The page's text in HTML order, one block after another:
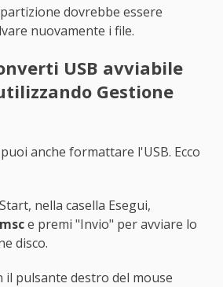
dovrebbe essere
nuovamente i file.
USB avviabile
Gestione
anche formattare l'USB. Ecco
nella casella Esegui,
e premi "Invio" per avviare lo
disco.
il pulsante destro del mouse